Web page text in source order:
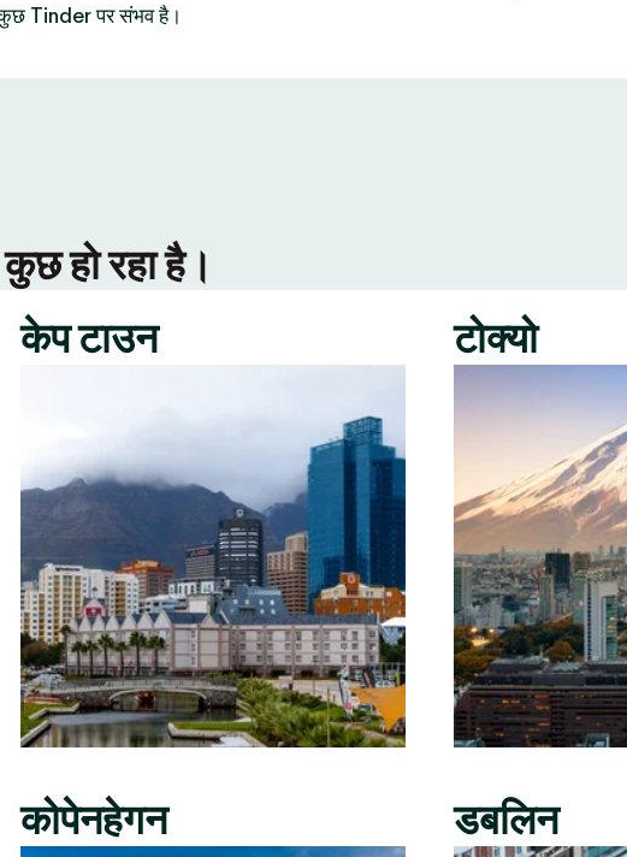
Tinder पर संभव है।
हो रहा है।
केप टाउन
कोपेनहेगन
टोक्यो
डबलिन